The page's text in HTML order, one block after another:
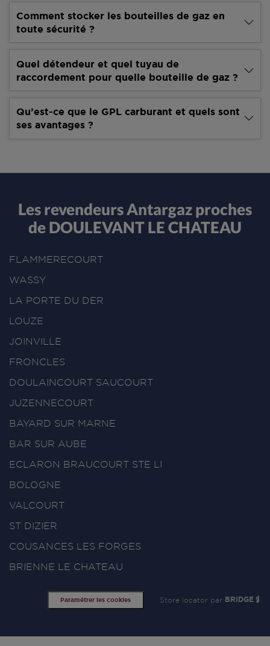
Comment stocker les bouteilles de gaz en
toute sécurité ?
Quel détendeur et quel tuyau de
raccordement pour quelle bouteille de gaz ?
Qu’est-ce que le GPL carburant et quels sont
ses avantages ?
Les revendeurs Antargaz proches
de DOULEVANT LE CHATEAU
FLAMMERECOURT
WASSY
LA PORTE DU DER
LOUZE
JOINVILLE
FRONCLES
DOULAINCOURT SAUCOURT
JUZENNECOURT
BAYARD SUR MARNE
BAR SUR AUBE
ECLARON BRAUCOURT STE LI
BOLOGNE
VALCOURT
ST DIZIER
COUSANCES LES FORGES
BRIENNE LE CHATEAU
Paramétrer les cookies Store locator par BRIDGE